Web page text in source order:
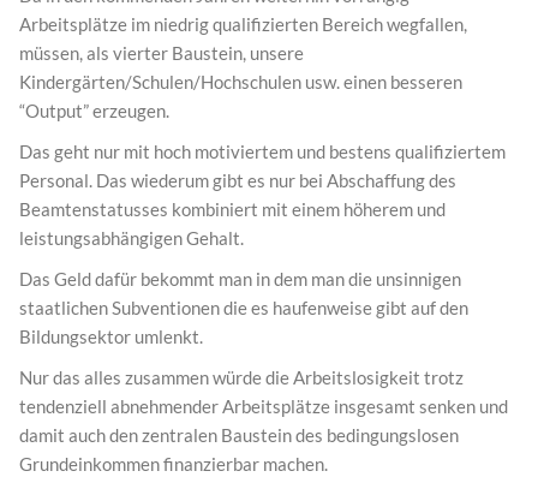
Arbeitsplätze im niedrig qualifizierten Bereich wegfallen,
müssen, als vierter Baustein, unsere
Kindergärten/Schulen/Hochschulen usw. einen besseren
“Output” erzeugen.
Das geht nur mit hoch motiviertem und bestens qualifiziertem
Personal. Das wiederum gibt es nur bei Abschaffung des
Beamtenstatusses kombiniert mit einem höherem und
leistungsabhängigen Gehalt.
Das Geld dafür bekommt man in dem man die unsinnigen
staatlichen Subventionen die es haufenweise gibt auf den
Bildungsektor umlenkt.
Nur das alles zusammen würde die Arbeitslosigkeit trotz
tendenziell abnehmender Arbeitsplätze insgesamt senken und
damit auch den zentralen Baustein des bedingungslosen
Grundeinkommen finanzierbar machen.